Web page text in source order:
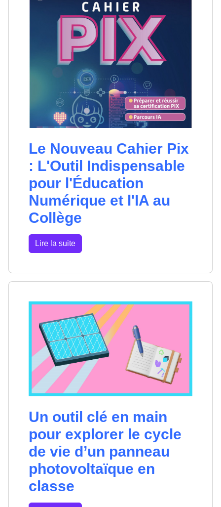
Le Nouveau Cahier Pix
: L'Outil Indispensable
pour l'Éducation
Numérique et l'IA au
Collège
Lire la suite
Un outil clé en main
pour explorer le cycle
de vie d’un panneau
photovoltaïque en
classe